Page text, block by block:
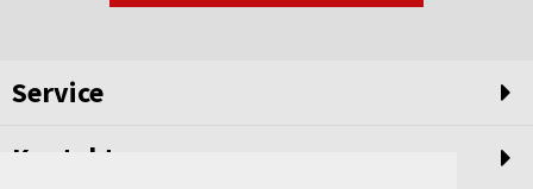
Service
Kontakt